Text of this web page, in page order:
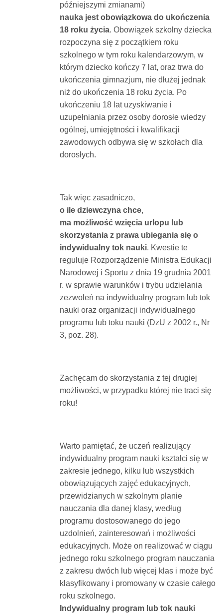
późniejszymi zmianami)
nauka jest obowiązkowa do ukończenia
18 roku życia. Obowiązek szkolny dziecka
rozpoczyna się z początkiem roku
szkolnego w tym roku kalendarzowym, w
którym dziecko kończy 7 lat, oraz trwa do
ukończenia gimnazjum, nie dłużej jednak
niż do ukończenia 18 roku życia. Po
ukończeniu 18 lat uzyskiwanie i
uzupełniania przez osoby dorosłe wiedzy
ogólnej, umiejętności i kwalifikacji
zawodowych odbywa się w szkołach dla
dorosłych.
Tak więc zasadniczo,
o ile dziewczyna chce,
ma możliwość wzięcia urlopu lub
skorzystania z prawa ubiegania się o
indywidualny tok nauki. Kwestie te
reguluje Rozporządzenie Ministra Edukacji
Narodowej i Sportu z dnia 19 grudnia 2001
r. w sprawie warunków i trybu udzielania
zezwoleń na indywidualny program lub tok
nauki oraz organizacji indywidualnego
programu lub toku nauki (DzU z 2002 r., Nr
3, poz. 28).
Zachęcam do skorzystania z tej drugiej
możliwości, w przypadku której nie traci się
roku!
Warto pamiętać, że uczeń realizujący
indywidualny program nauki kształci się w
zakresie jednego, kilku lub wszystkich
obowiązujących zajęć edukacyjnych,
przewidzianych w szkolnym planie
nauczania dla danej klasy, według
programu dostosowanego do jego
uzdolnień, zainteresowań i możliwości
edukacyjnych. Może on realizować w ciągu
jednego roku szkolnego program nauczania
z zakresu dwóch lub więcej klas i może być
klasyfikowany i promowany w czasie całego
roku szkolnego.
Indywidualny program lub tok nauki